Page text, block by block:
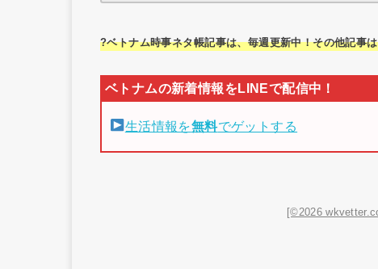
?ベトナム時事ネタ帳記事は、毎週更新中！その他記事
生活情報を無料でゲットする
[©2026